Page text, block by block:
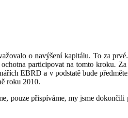
o navýšení kapitálu. To za
participovat na tomto kroku.
EBRD a v podstatě bude
roku 2010.
pouze přispíváme, my jsme dokončili